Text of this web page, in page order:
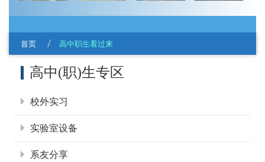
首页 高中职生看过来
高中(职)生专区
校外实习
实验室设备
系友分享